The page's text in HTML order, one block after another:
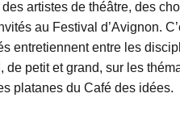
artistes de théâtre, des
au Festival d’Avignon.
entretiennent entre les
petit et grand, sur les
platanes du Café des idées.